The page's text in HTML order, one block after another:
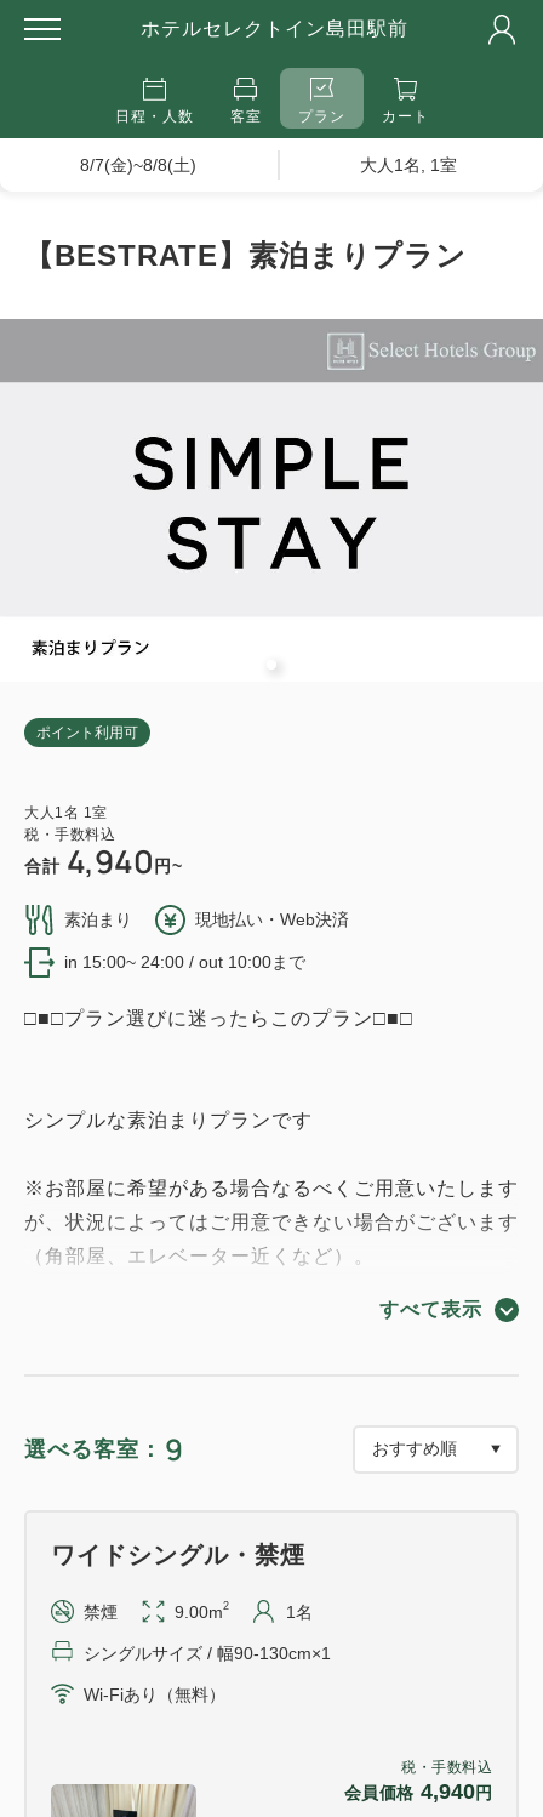
ホテルセレクトイン島田駅前
日程・人数 客室 プラン カート
8/7(金)~8/8(土) 大人1名, 1室
【BESTRATE】素泊まりプラン
ポイント利用可
大人 1 名 1 室
税・手数料込
合計 4,940 円~
素泊まり 現地払い・Web決済
in 15:00~ 24:00 / out 10:00まで
□■□プラン選びに迷ったらこのプラン□■□
シンプルな素泊まりプランです
※お部屋に希望がある場合なるべくご用意いたします
が、状況によってはご用意できない場合がございます
（角部屋、エレベーター近くなど）。
・ホテル駐車場は《全て先着順》です。駐車場の予約
・ホテル駐車場が満車の場合、フロントにて近隣の有
料駐車場をご案内致します。
・一度ホテル駐車場に駐車した後に出庫され、満車に
なった場合も、近隣の有料駐車場へのご案内となりま
・有料駐車場へ駐車の場合、料金はお客様ご負担とさ
すべて表示
選べる客室： 9
税・手数料込
会員価格 4,940円
ワイドシングル・禁煙
禁煙 9.00m2 1名
シングルサイズ / 幅90-130cm×1
Wi-Fiあり（無料）